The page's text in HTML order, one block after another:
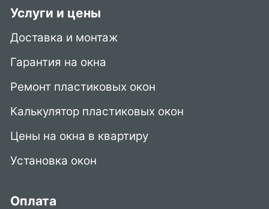
Услуги и цены
Доставка и монтаж
Гарантия на окна
Ремонт пластиковых окон
Калькулятор пластиковых окон
Цены на окна в квартиру
Установка окон
Оплата